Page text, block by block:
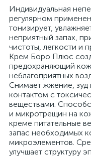
Индивидуальная
регулярном
тонизирует,
неприятный запах,
чистоты, легкости и
Крем Боро Плюс
предохраняющий
неблагоприятных
Снимает жжение, зуд
контактом с
веществами.
и микротрещин на
креме питательные
запас необходимых
микроэлементов.
улучшает структуру